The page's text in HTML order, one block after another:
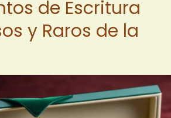
de Escritura
y Raros de la